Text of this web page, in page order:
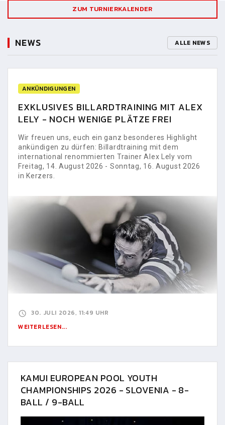
ZUM TURNIERKALENDER
NEWS ALLE NEWS
ANKÜNDIGUNGEN
EXKLUSIVES BILLARDTRAINING MIT ALEX
LELY - NOCH WENIGE PLÄTZE FREI
Wir freuen uns, euch ein ganz besonderes Highlight
ankündigen zu dürfen: Billardtraining mit dem
international renommierten Trainer Alex Lely vom
Freitag, 14. August 2026 - Sonntag, 16. August 2026
in Kerzers.
30. JULI 2026, 11:49 UHR
WEITERLESEN...
KAMUI EUROPEAN POOL YOUTH
CHAMPIONSHIPS 2026 - SLOVENIA - 8-
BALL / 9-BALL